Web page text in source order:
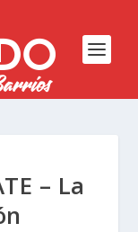
– La